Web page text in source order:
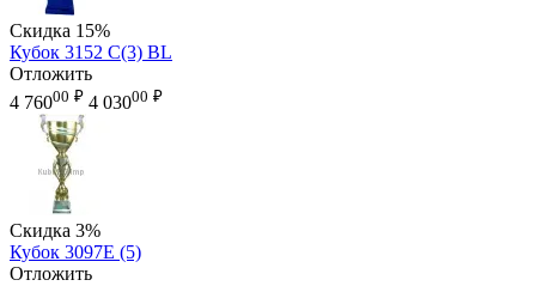
Скидка 15%
Кубок 3152 C(3) BL
Отложить
4 76000 ₽ 4 03000 ₽
Скидка 3%
Кубок 3097E (5)
Отложить